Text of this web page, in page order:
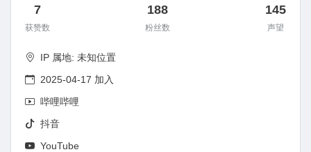
7
获赞数
188
粉丝数
145
声望
IP 属地: 未知位置
2025-04-17 加入
哔哩哔哩
抖音
YouTube